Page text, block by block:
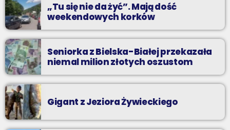
„Tu się nie da żyć”. Mają dość
weekendowych korków
Seniorka z Bielska-Białej przekazała
niemal milion złotych oszustom
Gigant z Jeziora Żywieckiego